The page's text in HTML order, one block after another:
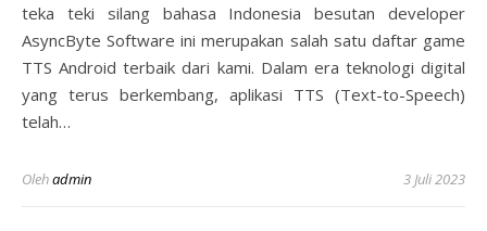
teka teki silang bahasa Indonesia besutan developer
AsyncByte Software ini merupakan salah satu daftar game
TTS Android terbaik dari kami. Dalam era teknologi digital
yang terus berkembang, aplikasi TTS (Text-to-Speech)
telah…
Olehadmin 3 Juli 2023